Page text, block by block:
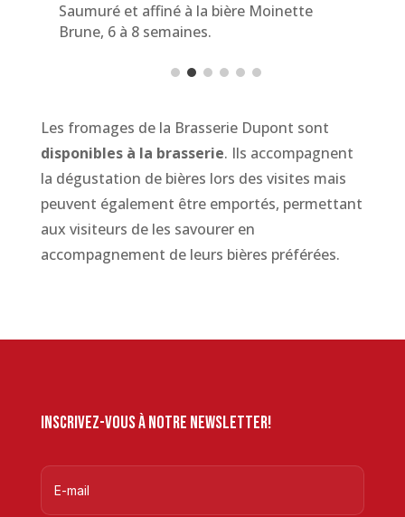
Saumuré et affiné à la bière Moinette
Brune, 6 à 8 semaines.
Les fromages de la Brasserie Dupont sont
disponibles à la brasserie. Ils accompagnent
la dégustation de bières lors des visites mais
peuvent également être emportés, permettant
aux visiteurs de les savourer en
accompagnement de leurs bières préférées.
Inscrivez-vous à notre newsletter!